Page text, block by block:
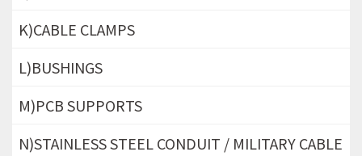
K)CABLE CLAMPS
L)BUSHINGS
M)PCB SUPPORTS
N)STAINLESS STEEL CONDUIT / MILITARY CABLE